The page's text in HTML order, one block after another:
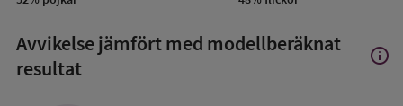
Avvikelse jämfört med modellberäknat
resultat
Visa
info